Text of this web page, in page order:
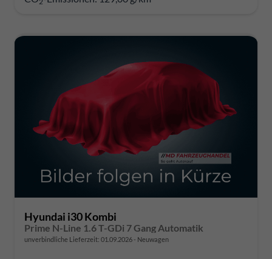
Hyundai i30 Kombi
Prime N-Line 1.6 T-GDi 7 Gang Automatik
unverbindliche Lieferzeit: 01.09.2026 Neuwagen